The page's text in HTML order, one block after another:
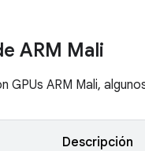
ARM Mali
GPUs ARM Mali,
Descripción